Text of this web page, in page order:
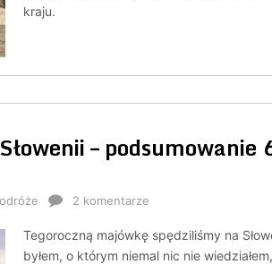
kraju.
–
2 komentarze
Tegoroczną majówkę spędziliśmy na
byłem, o którym niemal nic nie